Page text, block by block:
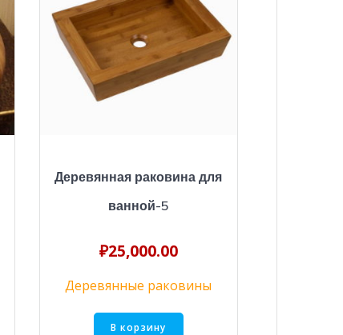
Деревянная раковина для
ванной-5
₽25,000.00
Деревянные раковины
В корзину